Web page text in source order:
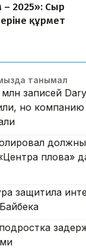
2025»: Сыр
құрмет
танымал
записей
но компанию
плова»
защитила